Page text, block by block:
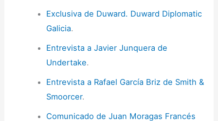
Exclusiva de Duward. Duward Diplomatic
Galicia.
Entrevista a Javier Junquera de
Undertake.
Entrevista a Rafael García Briz de Smith &
Smoorcer.
Comunicado de Juan Moragas Francés